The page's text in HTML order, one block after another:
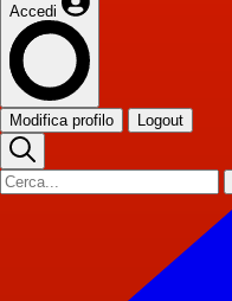
Accedi
Modifica profilo Logout